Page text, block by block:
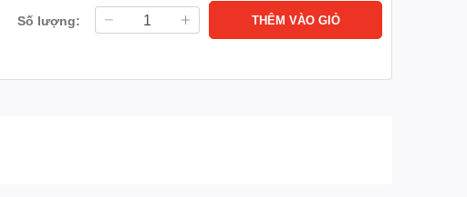
Số lượng: THÊM VÀO GIỎ